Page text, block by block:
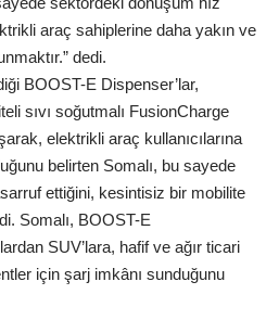
araç sahiplerine daha yakın ve
dedi.
BOOST-E Dispenser’lar,
sıvı soğutmalı FusionCharge
elektrikli araç kullanıcılarına
belirten Somalı, bu sayede
ettiğini, kesintisiz bir mobilite
Somalı, BOOST-E
SUV’lara, hafif ve ağır ticari
için şarj imkânı sunduğunu